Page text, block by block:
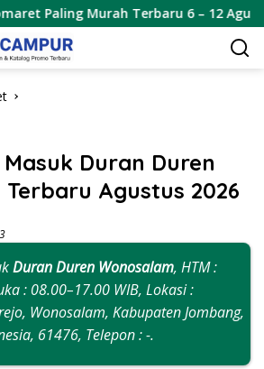
Terbaru 6 – 12 Agustus 2026
Duran Duren
Agustus 2026
Duran Duren Wonosalam, HTM :
: 08.00–17.00 WIB, Lokasi :
Wonosalam, Kabupaten Jombang,
61476, Telepon : -.